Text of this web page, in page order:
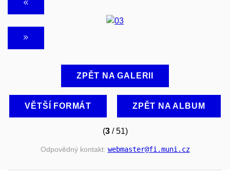
ZPĚT NA GALERII
VĚTŠÍ FORMÁT ZPĚT NA ALBUM
(3/ 51)
Odpovědný kontakt: webmaster@fi.muni.cz